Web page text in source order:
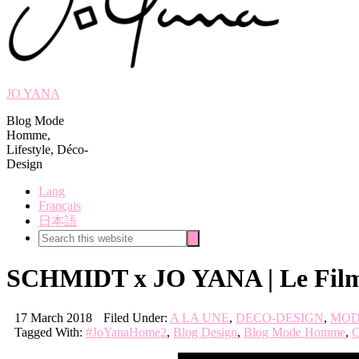
JO YANA
Blog Mode
Homme,
Lifestyle, Déco-
Design
Lang
Français
日本語
Search
this
SCHMIDT x JO YANA | Le
17 March 2018 Filed Under: A LA UNE, DECO-DESIGN,
Tagged With: #JoYanaHome2, Blog Design, Blog Mode Homme,